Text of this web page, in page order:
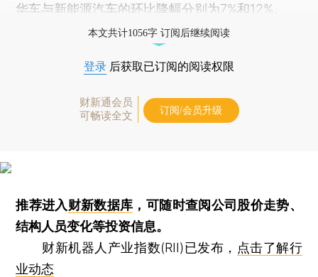
华车与新能源汽车的环比降幅分别为7%和12%。
本文共计1056字 订阅后继续阅读
登录 后获取已订阅的阅读权限
财新通会员
可畅读全文
订阅/会员升级
推荐进入财新数据库 ，可随时查阅公司股价走势、
结构人员变化等投资信息。
财新机器人产业指数(RII)已发布， 点击了解行
业动态